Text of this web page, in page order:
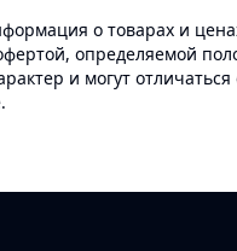
о товарах и
определяемой
и могут отличаться